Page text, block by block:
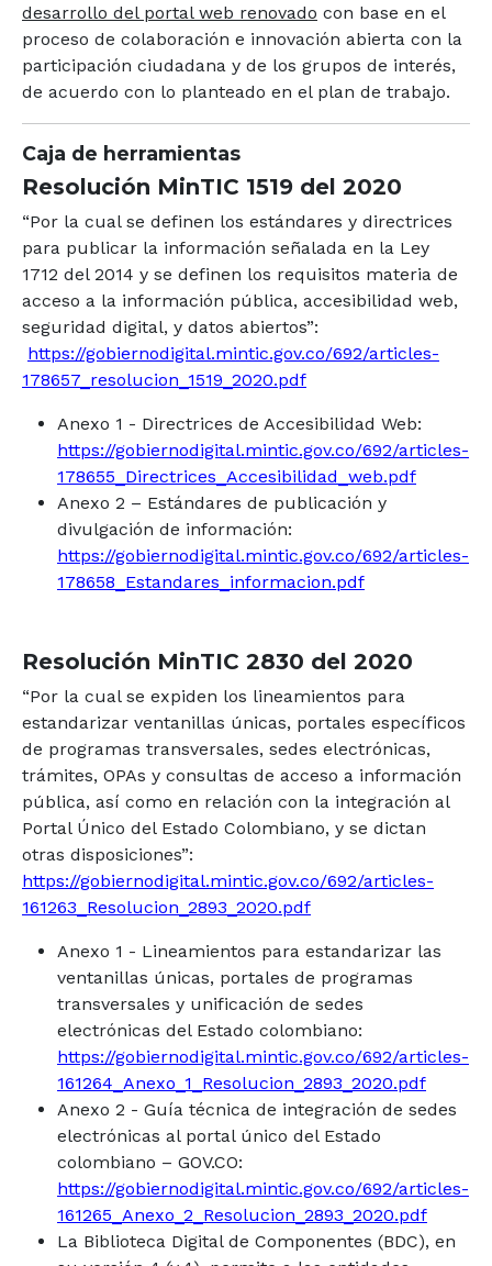
desarrollo del portal web renovado con base en el
proceso de colaboración e innovación abierta con la
participación ciudadana y de los grupos de interés,
de acuerdo con lo planteado en el plan de trabajo.
Caja de herramientas
Resolución MinTIC 1519 del 2020
“Por la cual se definen los estándares y directrices
para publicar la información señalada en la Ley
1712 del 2014 y se definen los requisitos materia de
acceso a la información pública, accesibilidad web,
seguridad digital, y datos abiertos”:
https://gobiernodigital.mintic.gov.co/692/articles-
178657_resolucion_1519_2020.pdf
Anexo 1 - Directrices de Accesibilidad Web:
https://gobiernodigital.mintic.gov.co/692/articles-
178655_Directrices_Accesibilidad_web.pdf
Anexo 2 – Estándares de publicación y
divulgación de información:
https://gobiernodigital.mintic.gov.co/692/articles-
178658_Estandares_informacion.pdf
Resolución MinTIC 2830 del 2020
“Por la cual se expiden los lineamientos para
estandarizar ventanillas únicas, portales específicos
de programas transversales, sedes electrónicas,
trámites, OPAs y consultas de acceso a información
pública, así como en relación con la integración al
Portal Único del Estado Colombiano, y se dictan
otras disposiciones”:
https://gobiernodigital.mintic.gov.co/692/articles-
161263_Resolucion_2893_2020.pdf
Anexo 1 - Lineamientos para estandarizar las
ventanillas únicas, portales de programas
transversales y unificación de sedes
electrónicas del Estado colombiano:
https://gobiernodigital.mintic.gov.co/692/articles-
161264_Anexo_1_Resolucion_2893_2020.pdf
Anexo 2 - Guía técnica de integración de sedes
electrónicas al portal único del Estado
colombiano – GOV.CO:
https://gobiernodigital.mintic.gov.co/692/articles-
161265_Anexo_2_Resolucion_2893_2020.pdf
La Biblioteca Digital de Componentes (BDC), en